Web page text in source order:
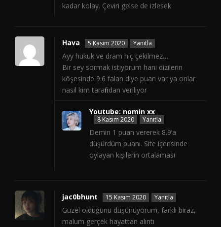
kadar kolay. Çeviri gelse de izlesek
Hava 5 Kasım 2020 Yanıtla
Ayy hukuk ve dram hiç çekilmez…
Bir sey sormak istiyorum hani dizilerin
köşesinde 9.6 falan diye puan var ya onlar
nasil kim tarafindan veriliyor
Youtube: nomin xx
8 Kasım 2020 Yanıtla
Demin 1 puan vererek 8.9’a
düşürdüm puanı. Site içerisinde
oylayan kişilerin ortalaması
jac0bhunt 15 Kasım 2020 Yanıtla
Güzel olduğunu düşünüyorum, farklı biraz,
malum gerçek hayattan alıntı